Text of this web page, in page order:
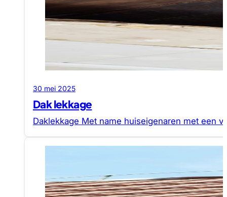
30 mei 2025
Dak lekkage
Daklekkage Met name huiseigenaren met een